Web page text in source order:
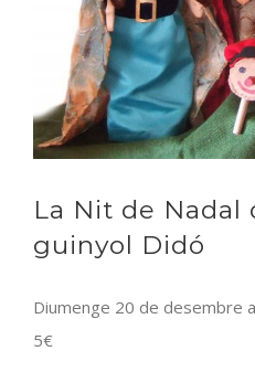
La Nit de Nadal
guinyol Didó
Diumenge 20 de desembre
5€